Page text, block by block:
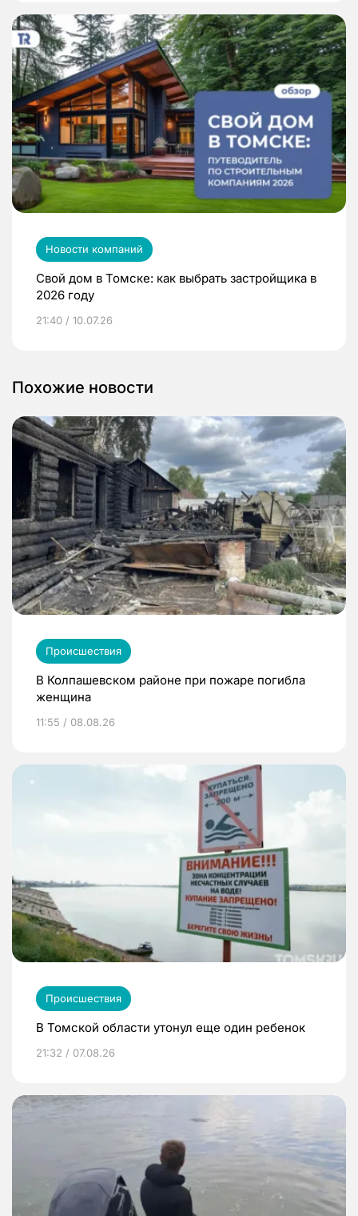
Новости компаний
Свой дом в Томске: как выбрать застройщика в
2026 году
21:40 / 10.07.26
Похожие новости
Происшествия
В Колпашевском районе при пожаре погибла
женщина
11:55 / 08.08.26
Происшествия
В Томской области утонул еще один ребенок
21:32 / 07.08.26